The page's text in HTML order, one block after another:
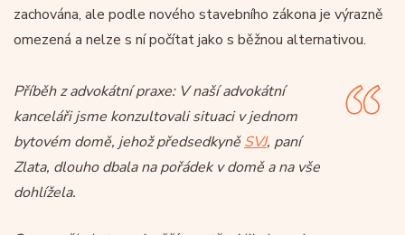
zachována, ale podle nového stavebního zákona je výrazně
omezená a nelze s ní počítat jako s běžnou alternativou.
Příběh z advokátní praxe: V naší advokátní
kanceláři jsme konzultovali situaci v jednom
bytovém domě, jehož předsedkyněSVJ, paní
Zlata, dlouho dbala na pořádek v domě a na vše
dohlížela.